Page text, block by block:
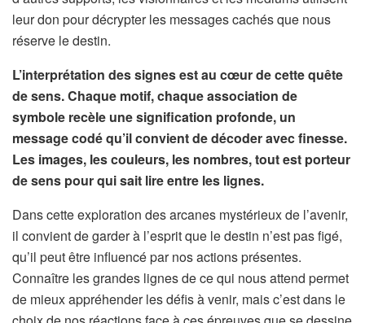
leur don pour décrypter les messages cachés que nous
réserve le destin.
L’interprétation des signes est au cœur de cette quête
de sens. Chaque motif, chaque association de
symbole recèle une signification profonde, un
message codé qu’il convient de décoder avec finesse.
Les images, les couleurs, les nombres, tout est porteur
de sens pour qui sait lire entre les lignes.
Dans cette exploration des arcanes mystérieux de l’avenir,
il convient de garder à l’esprit que le destin n’est pas figé,
qu’il peut être influencé par nos actions présentes.
Connaître les grandes lignes de ce qui nous attend permet
de mieux appréhender les défis à venir, mais c’est dans le